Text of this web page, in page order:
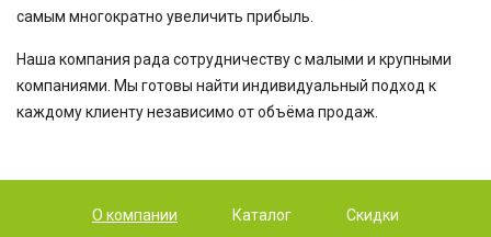
самым многократно увеличить прибыль.
Наша компания рада сотрудничеству с малыми и крупными
компаниями. Мы готовы найти индивидуальный подход к
каждому клиенту независимо от объёма продаж.
О компании Каталог Скидки